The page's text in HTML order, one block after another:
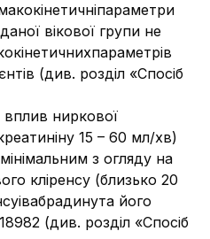
вікової групи не
(див. розділ «Спосіб
вплив ниркової
15 – 60 мл/хв)
з огляду на
кліренсу (близько 20
його
(див. розділ «Спосіб